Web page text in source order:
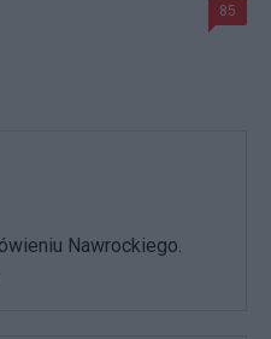
85
Nawrockiego.